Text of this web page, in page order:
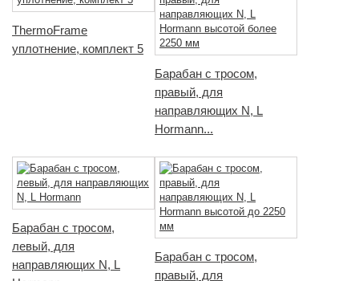
ThermoFrame
уплотнение, комплект 5
Барабан с тросом,
правый, для
направляющих N, L
Hormann...
Барабан с тросом,
левый, для
направляющих N, L
Барабан с тросом,
правый, для